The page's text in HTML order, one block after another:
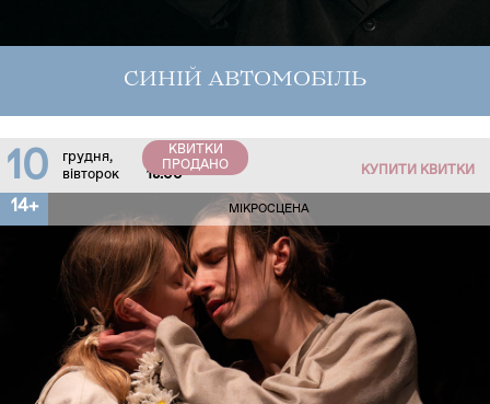
СИНІЙ АВТОМОБІЛЬ
10
грудня,
вівторок
18:00
КВИТКИ
ПРОДАНО
КУПИТИ КВИТКИ
14+ МІКРОСЦЕНА